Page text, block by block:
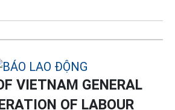
VIETNAM GENERAL
OF LABOUR